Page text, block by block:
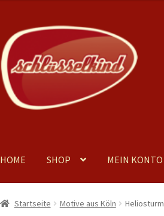
Zur
Navigation
springen
Zum
Inhalt
springen
HOME SHOP MEIN KONTO
Startseite Motive aus Köln Heliosturm